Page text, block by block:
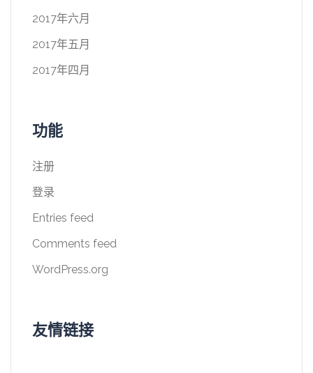
2017年六月
2017年五月
2017年四月
功能
注册
登录
Entries feed
Comments feed
WordPress.org
友情链接